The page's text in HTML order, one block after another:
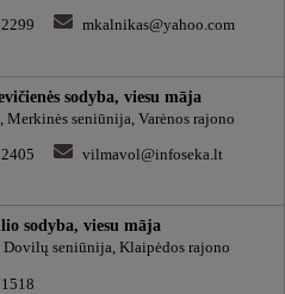
mkalnikas@yahoo.com
sodyba, viesu māja
Merkinės seniūnija, Varėnos rajono
vilmavol@infoseka.lt
sodyba, viesu māja
Dovilų seniūnija, Klaipėdos rajono